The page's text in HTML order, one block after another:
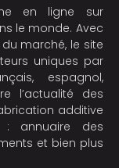
en ligne sur
le monde. Avec
marché, le site
uniques par
espagnol,
l’actualité des
additive
annuaire des
et bien plus